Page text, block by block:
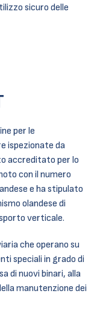
sicuro delle
per le
ispezionate da
accreditato per lo
con il numero
e ha stipulato
olandese di
verticale.
che operano su
speciali in grado di
di nuovi binari, alla
manutenzione dei